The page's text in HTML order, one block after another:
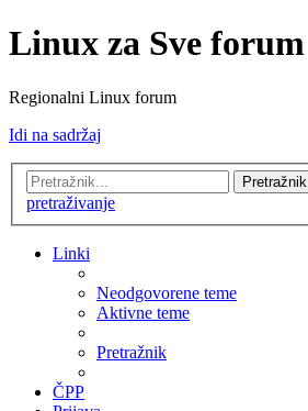
Linux za Sve forum
Regionalni Linux forum
Idi na sadržaj
Pretražnik
pretraživanje
Linki
Neodgovorene teme
Aktivne teme
Pretražnik
ČPP